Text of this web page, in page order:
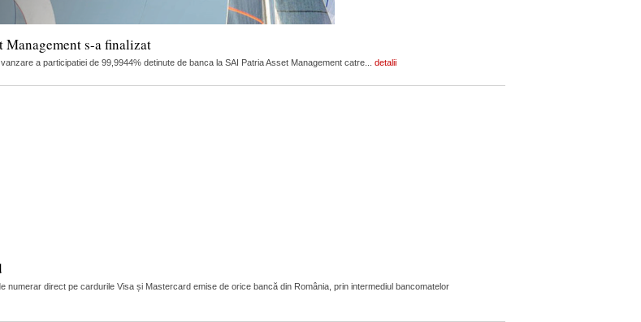
Management s-a finalizat
a participatiei de 99,9944% detinute de banca la SAI Patria Asset Management catre... detalii
direct pe cardurile Visa și Mastercard emise de orice bancă din România, prin intermediul bancomatelor